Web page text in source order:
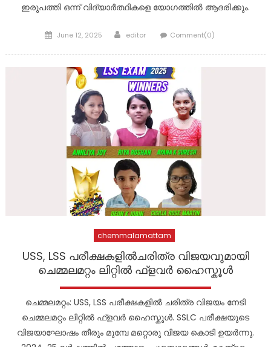
ഇരുപത്തി ഒന്ന് വിദ്യാർത്ഥികളെ യോഗത്തിൽ ആദരിക്കും.
Posted
June 12, 2025 Author
editor Comment(0)
chemmalamattam
USS, LSS പരീക്ഷകളിൽചരിത്ര വിജയവുമായി
ചെമ്മലമറ്റം ലിറ്റിൽ ഫ്ളവർ ഹൈസ്കൂൾ
ചെമ്മലമറ്റം: USS, LSS പരീക്ഷകളിൽ ചരിത്ര വിജയം നേടി
ചെമ്മലമറ്റം ലിറ്റിൽ ഫ്ളവർ ഹൈസ്കൂൾ. SSLC പരീക്ഷയുടെ
വിജയാഘോഷം തീരും മുമ്പേ മറ്റൊരു വിജയ കൊടി ഉയർന്നു.